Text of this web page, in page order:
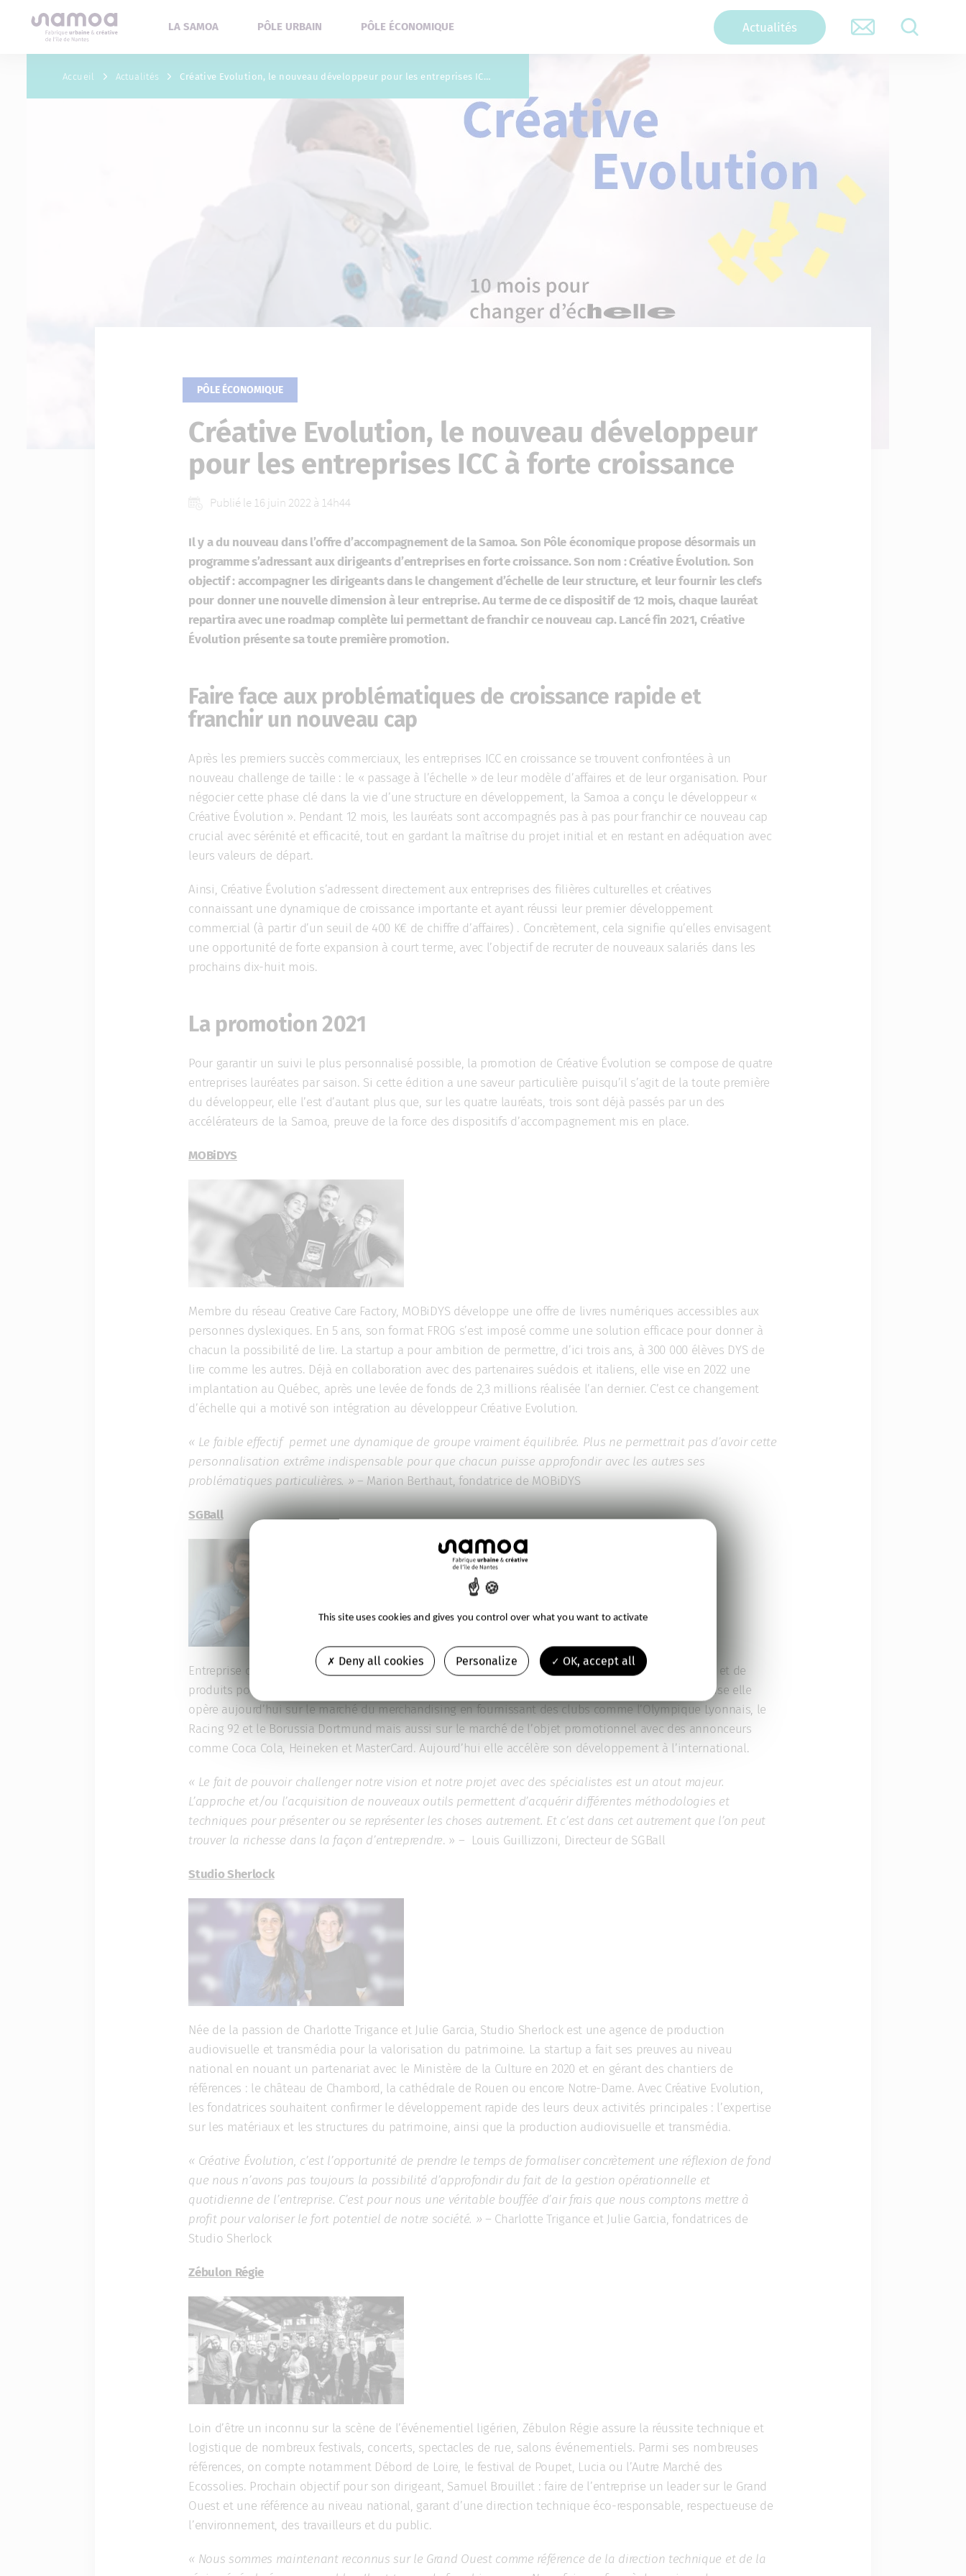
LA SAMOA PÔLE URBAIN PÔLE ÉCONOMIQUE Actualités
Accueil Actualités Créative Evolution, le nouveau développeur pour les entreprises ICC à forte croissance
PÔLE ÉCONOMIQUE
Créative Evolution, le nouveau développeur
pour les entreprises ICC à forte croissance
Publié le 16 juin 2022 à 14h44
Il y a du nouveau dans l’offre d’accompagnement de la Samoa. Son Pôle économique propose désormais un
programme s’adressant aux dirigeants d’entreprises en forte croissance. Son nom : Créative Évolution. Son
objectif : accompagner les dirigeants dans le changement d’échelle de leur structure, et leur fournir les clefs
pour donner une nouvelle dimension à leur entreprise. Au terme de ce dispositif de 12 mois, chaque lauréat
repartira avec une roadmap complète lui permettant de franchir ce nouveau cap. Lancé fin 2021, Créative
Évolution présente sa toute première promotion.
Faire face aux problématiques de croissance rapide et
franchir un nouveau cap
Après les premiers succès commerciaux, les entreprises ICC en croissance se trouvent confrontées à un
nouveau challenge de taille : le « passage à l’échelle » de leur modèle d’affaires et de leur organisation. Pour
négocier cette phase clé dans la vie d’une structure en développement, la Samoa a conçu le développeur «
Créative Évolution ». Pendant 12 mois, les lauréats sont accompagnés pas à pas pour franchir ce nouveau cap
crucial avec sérénité et efficacité, tout en gardant la maîtrise du projet initial et en restant en adéquation avec
leurs valeurs de départ.
Ainsi, Créative Évolution s’adressent directement aux entreprises des filières culturelles et créatives
connaissant une dynamique de croissance importante et ayant réussi leur premier développement
commercial (à partir d’un seuil de 400 K€ de chiffre d’affaires) . Concrètement, cela signifie qu’elles envisagent
une opportunité de forte expansion à court terme, avec l’objectif de recruter de nouveaux salariés dans les
prochains dix-huit mois.
La promotion 2021
Pour garantir un suivi le plus personnalisé possible, la promotion de Créative Évolution se compose de quatre
entreprises lauréates par saison. Si cette édition a une saveur particulière puisqu’il s’agit de la toute première
du développeur, elle l’est d’autant plus que, sur les quatre lauréats, trois sont déjà passés par un des
accélérateurs de la Samoa, preuve de la force des dispositifs d’accompagnement mis en place.
MOBiDYS
Membre du réseau Creative Care Factory, MOBiDYS développe une offre de livres numériques accessibles aux
personnes dyslexiques. En 5 ans, son format FROG s’est imposé comme une solution efficace pour donner à
chacun la possibilité de lire. La startup a pour ambition de permettre, d’ici trois ans, à 300 000 élèves DYS de
lire comme les autres. Déjà en collaboration avec des partenaires suédois et italiens, elle vise en 2022 une
implantation au Québec, après une levée de fonds de 2,3 millions réalisée l’an dernier. C’est ce changement
d’échelle qui a motivé son intégration au développeur Créative Evolution.
« Le faible effectif permet une dynamique de groupe vraiment équilibrée. Plus ne permettrait pas d’avoir cette
personnalisation extrême indispensable pour que chacun puisse approfondir avec les autres ses
problématiques particulières. » – Marion Berthaut, fondatrice de MOBiDYS
SGBall
Entreprise créative spécialisée dans la conception et la production de ballons de sport publicitaires et de
produits pour les supporters, SGBall se présente comme un « faiseur de ballons créatifs ». L’entreprise elle
opère aujourd’hui sur le marché du merchandising en fournissant des clubs comme l’Olympique Lyonnais, le
Racing 92 et le Borussia Dortmund mais aussi sur le marché de l’objet promotionnel avec des annonceurs
comme Coca Cola, Heineken et MasterCard. Aujourd’hui elle accélère son développement à l’international.
« Le fait de pouvoir challenger notre vision et notre projet avec des spécialistes est un atout majeur.
L’approche et/ou l’acquisition de nouveaux outils permettent d’acquérir différentes méthodologies et
techniques pour présenter ou se représenter les choses autrement. Et c’est dans cet autrement que l’on peut
trouver la richesse dans la façon d’entreprendre. » – Louis Guillizzoni, Directeur de SGBall
Studio Sherlock
Née de la passion de Charlotte Trigance et Julie Garcia, Studio Sherlock est une agence de production
audiovisuelle et transmédia pour la valorisation du patrimoine. La startup a fait ses preuves au niveau
national en nouant un partenariat avec le Ministère de la Culture en 2020 et en gérant des chantiers de
références : le château de Chambord, la cathédrale de Rouen ou encore Notre-Dame. Avec Créative Evolution,
les fondatrices souhaitent confirmer le développement rapide des leurs deux activités principales : l’expertise
sur les matériaux et les structures du patrimoine, ainsi que la production audiovisuelle et transmédia.
« Créative Évolution, c’est l’opportunité de prendre le temps de formaliser concrètement une réflexion de fond
que nous n’avons pas toujours la possibilité d’approfondir du fait de la gestion opérationnelle et
quotidienne de l’entreprise. C’est pour nous une véritable bouffée d’air frais que nous comptons mettre à
profit pour valoriser le fort potentiel de notre société. » – Charlotte Trigance et Julie Garcia, fondatrices de
Studio Sherlock
Zébulon Régie
Loin d’être un inconnu sur la scène de l’événementiel ligérien, Zébulon Régie assure la réussite technique et
logistique de nombreux festivals, concerts, spectacles de rue, salons événementiels. Parmi ses nombreuses
références, on compte notamment Débord de Loire, le festival de Poupet, Lucia ou l’Autre Marché des
Ecossolies. Prochain objectif pour son dirigeant, Samuel Brouillet : faire de l’entreprise un leader sur le Grand
Ouest et une référence au niveau national, garant d’une direction technique éco-responsable, respectueuse de
l’environnement, des travailleurs et du public.
« Nous sommes maintenant reconnus sur le Grand Ouest comme référence de la direction technique et de la
This site uses cookies and gives you control over what you want to activate
OK, accept all
Deny all cookies Personalize